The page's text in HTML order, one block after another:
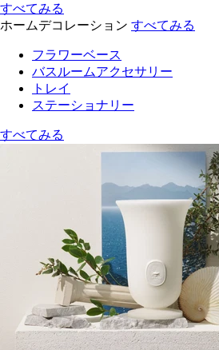
すべてみる
ホームデコレーション すべてみる
フラワーベース
バスルームアクセサリー
トレイ
ステーショナリー
すべてみる